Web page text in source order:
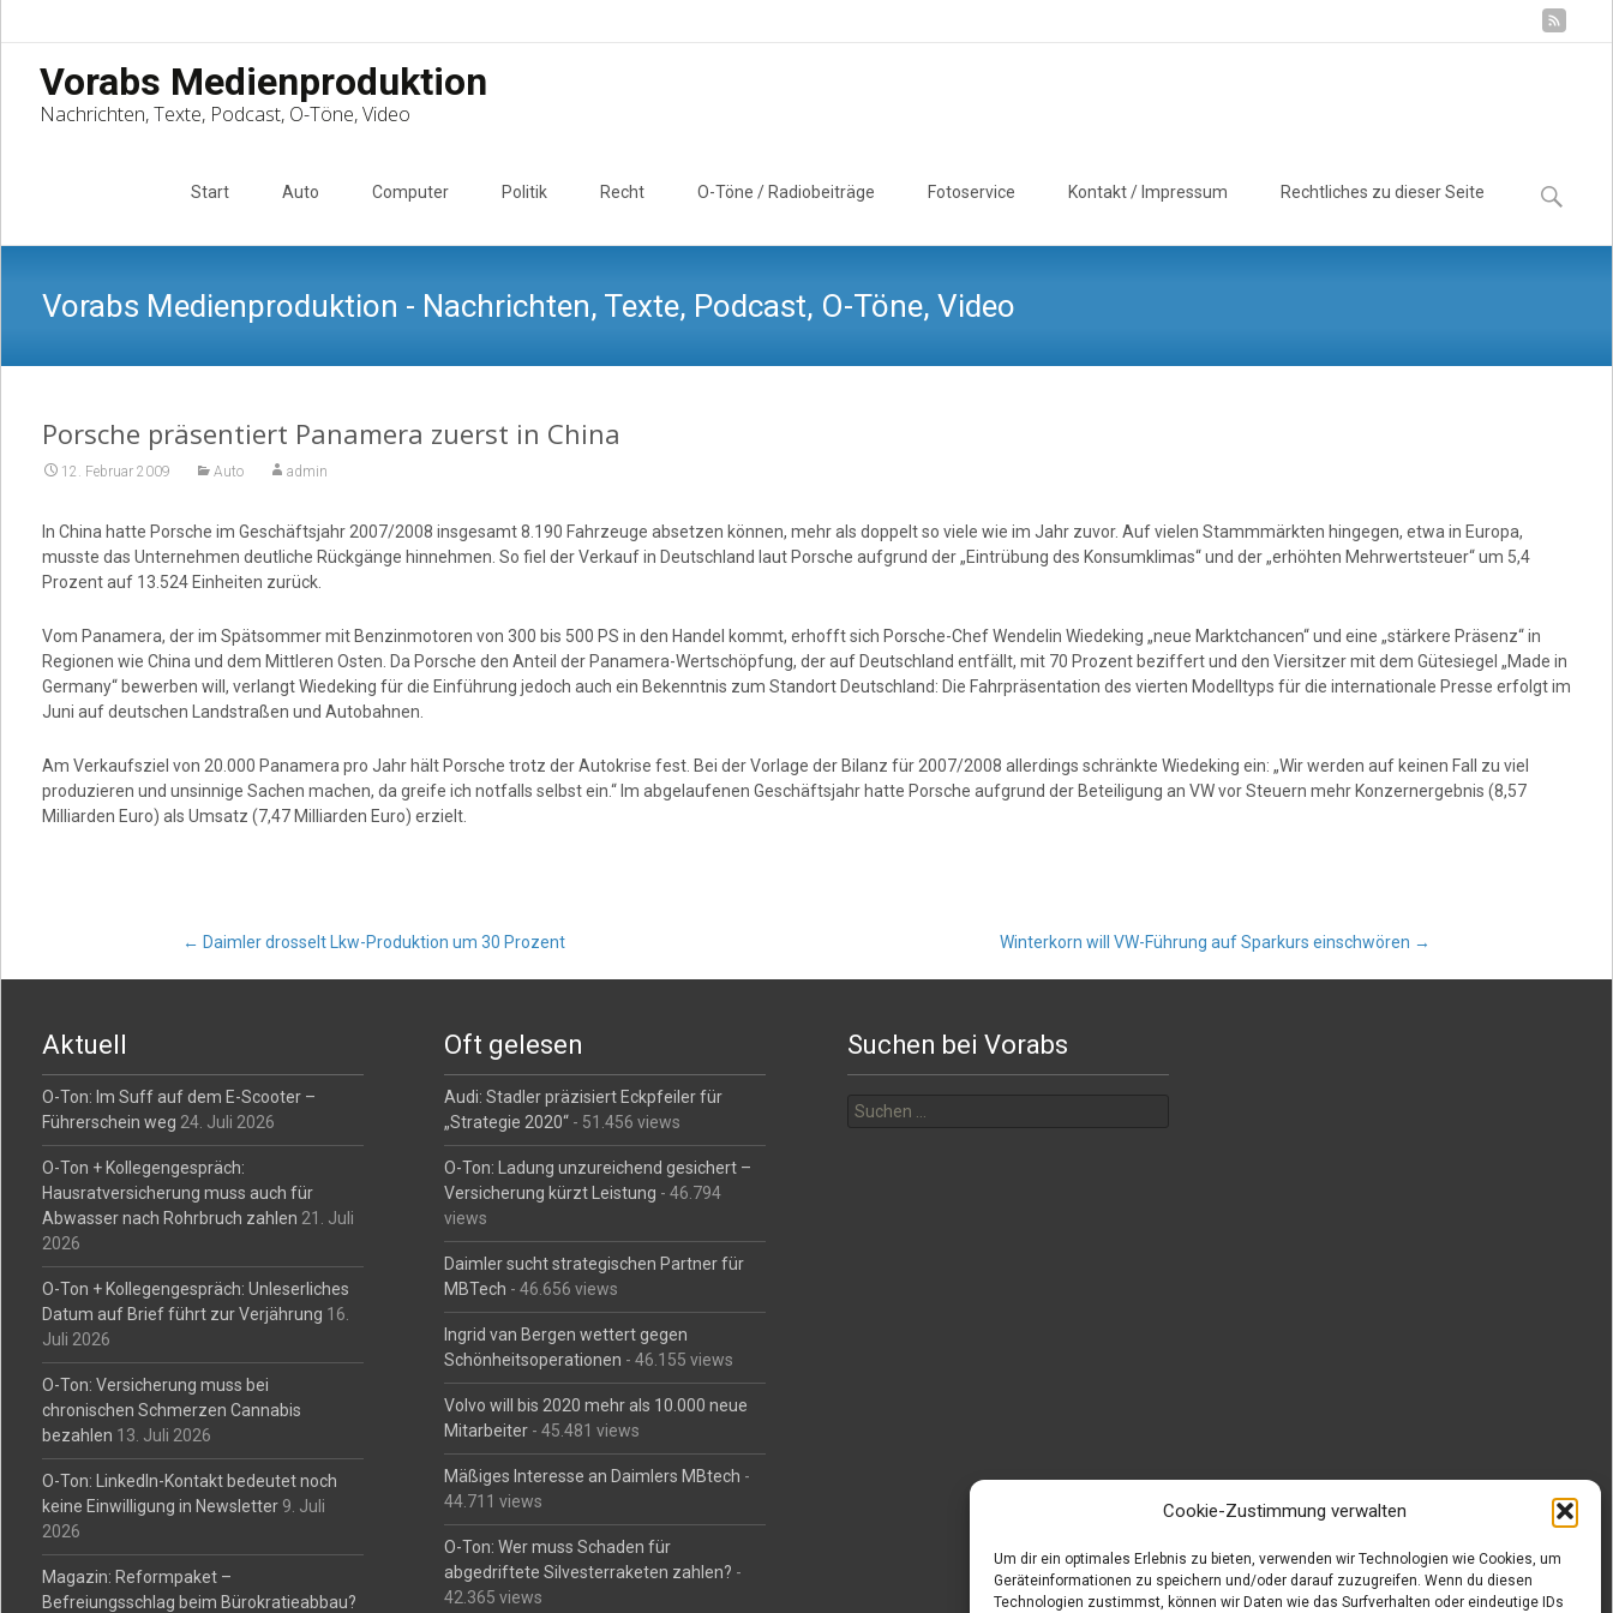
Cookie-Zustimmung verwalten
Um dir ein optimales Erlebnis zu bieten, verwenden wir Technologien wie Cookies, um
Geräteinformationen zu speichern und/oder darauf zuzugreifen. Wenn du diesen
Technologien zustimmst, können wir Daten wie das Surfverhalten oder eindeutige IDs
Vorabs Medienproduktion
Nachrichten, Texte, Podcast, O-Töne, Video
Start Auto Computer Politik Recht O-Töne / Radiobeiträge Fotoservice Kontakt / Impressum Rechtliches zu dieser Seite
Suchen
nach:
Vorabs Medienproduktion - Nachrichten, Texte, Podcast, O-Töne, Video
Porsche präsentiert Panamera zuerst in China
12. Februar 2009 Auto admin
In China hatte Porsche im Geschäftsjahr 2007/2008 insgesamt 8.190 Fahrzeuge absetzen können, mehr als doppelt so viele wie im Jahr zuvor. Auf vielen Stammmärkten hingegen, etwa in Europa,
musste das Unternehmen deutliche Rückgänge hinnehmen. So fiel der Verkauf in Deutschland laut Porsche aufgrund der „Eintrübung des Konsumklimas“ und der „erhöhten Mehrwertsteuer“ um 5,4
Prozent auf 13.524 Einheiten zurück.
Vom Panamera, der im Spätsommer mit Benzinmotoren von 300 bis 500 PS in den Handel kommt, erhofft sich Porsche-Chef Wendelin Wiedeking „neue Marktchancen“ und eine „stärkere Präsenz“ in
Regionen wie China und dem Mittleren Osten. Da Porsche den Anteil der Panamera-Wertschöpfung, der auf Deutschland entfällt, mit 70 Prozent beziffert und den Viersitzer mit dem Gütesiegel „Made in
Germany“ bewerben will, verlangt Wiedeking für die Einführung jedoch auch ein Bekenntnis zum Standort Deutschland: Die Fahrpräsentation des vierten Modelltyps für die internationale Presse erfolgt im
Juni auf deutschen Landstraßen und Autobahnen.
Am Verkaufsziel von 20.000 Panamera pro Jahr hält Porsche trotz der Autokrise fest. Bei der Vorlage der Bilanz für 2007/2008 allerdings schränkte Wiedeking ein: „Wir werden auf keinen Fall zu viel
produzieren und unsinnige Sachen machen, da greife ich notfalls selbst ein.“ Im abgelaufenen Geschäftsjahr hatte Porsche aufgrund der Beteiligung an VW vor Steuern mehr Konzernergebnis (8,57
Milliarden Euro) als Umsatz (7,47 Milliarden Euro) erzielt.
Post
navigation
← Daimler drosselt Lkw-Produktion um 30 Prozent Winterkorn will VW-Führung auf Sparkurs einschwören →
Aktuell
O-Ton: Im Suff auf dem E-Scooter –
Führerschein weg 24. Juli 2026
O-Ton + Kollegengespräch:
Hausratversicherung muss auch für
Abwasser nach Rohrbruch zahlen 21. Juli
2026
O-Ton + Kollegengespräch: Unleserliches
Datum auf Brief führt zur Verjährung 16.
Juli 2026
O-Ton: Versicherung muss bei
chronischen Schmerzen Cannabis
bezahlen 13. Juli 2026
O-Ton: LinkedIn-Kontakt bedeutet noch
keine Einwilligung in Newsletter 9. Juli
2026
Magazin: Reformpaket –
Befreiungsschlag beim Bürokratieabbau?
Oft gelesen
Audi: Stadler präzisiert Eckpfeiler für
„Strategie 2020“ - 51.456 views
O-Ton: Ladung unzureichend gesichert –
Versicherung kürzt Leistung - 46.794
views
Daimler sucht strategischen Partner für
MBTech - 46.656 views
Ingrid van Bergen wettert gegen
Schönheitsoperationen - 46.155 views
Volvo will bis 2020 mehr als 10.000 neue
Mitarbeiter - 45.481 views
Mäßiges Interesse an Daimlers MBtech -
44.711 views
O-Ton: Wer muss Schaden für
abgedriftete Silvesterraketen zahlen? -
42.365 views
Suchen bei Vorabs
nach: